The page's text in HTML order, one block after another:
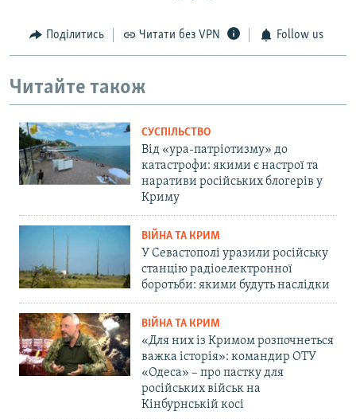
Поділитись Читати без VPN Follow us
Читайте також
СУСПІЛЬСТВО
Від «ура-патріотизму» до
катастрофи: якими є настрої та
наративи російських блогерів у
Криму
ВІЙНА ТА КРИМ
У Севастополі уразили російську
станцію радіоелектронної
боротьби: якими будуть наслідки
ВІЙНА ТА КРИМ
«Для них із Кримом розпочнеться
важка історія»: командир ОТУ
«Одеса» – про пастку для
російських військ на
Кінбурнській косі